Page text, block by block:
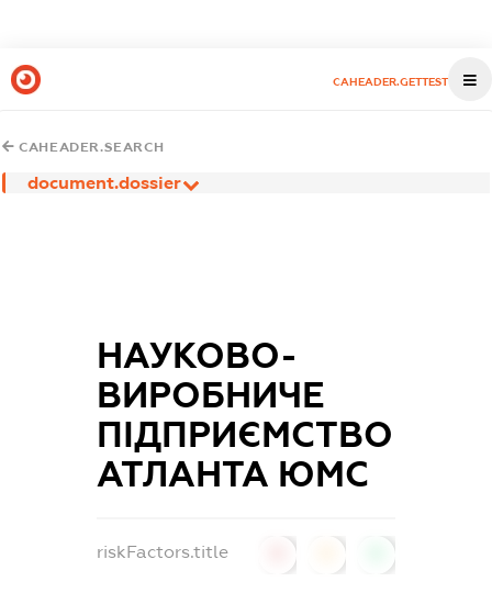
CAHEADER.GETTEST
CAHEADER.SEARCH
document.dossier
НАУКОВО-
ВИРОБНИЧЕ
ПІДПРИЄМСТВО
АТЛАНТА ЮМС
riskFactors.title